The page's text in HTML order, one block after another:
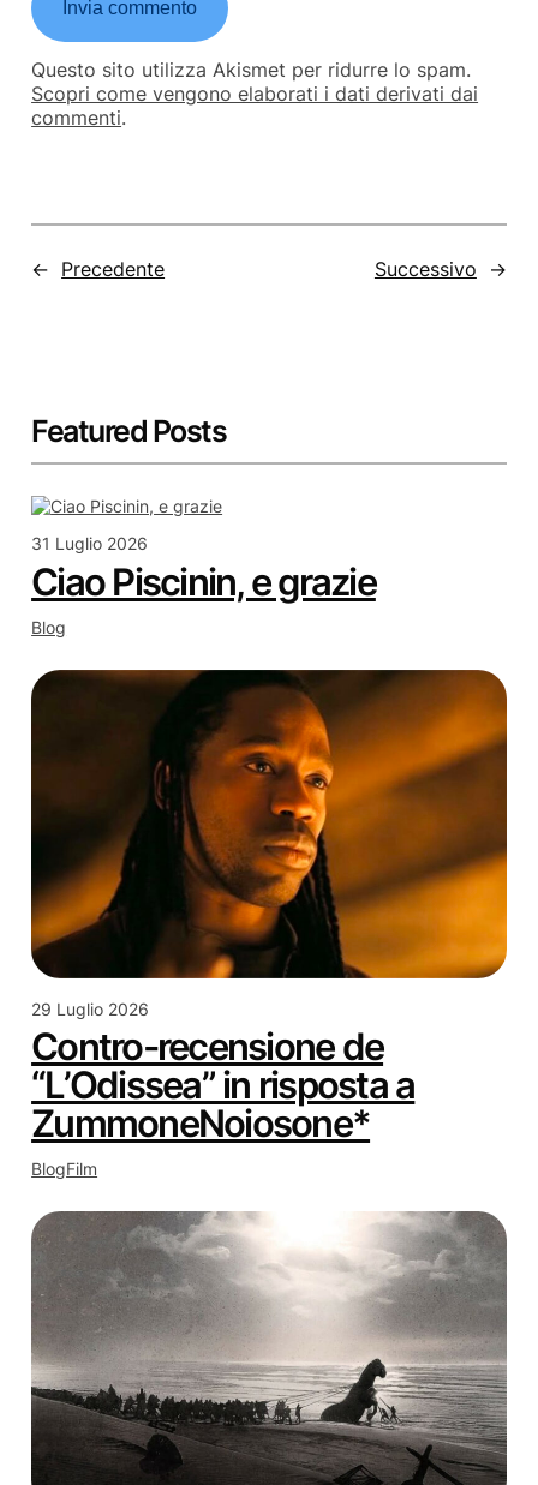
Questo sito utilizza Akismet per ridurre lo spam.
Scopri come vengono elaborati i dati derivati dai
commenti.
← Precedente Successivo →
Featured Posts
31 Luglio 2026
Ciao Piscinin, e grazie
Blog
29 Luglio 2026
Contro-recensione de
“L’Odissea” in risposta a
ZummoneNoiosone*
BlogFilm